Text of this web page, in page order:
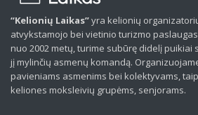
“Kelionių Laikas”yra kelionių
atvykstamojo bei vietinio turizmo
nuo 2002 metų, turime subūrę didelį puikiai
jį mylinčių asmenų komandą.
pavieniams asmenims bei kolektyvams,
keliones moksleivių grupėms, senjorams.